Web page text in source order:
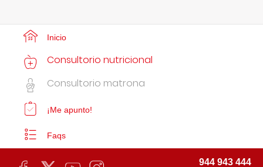
Inicio
Consultorio nutricional
Consultorio matrona
¡Me apunto!
Faqs
944 943 444